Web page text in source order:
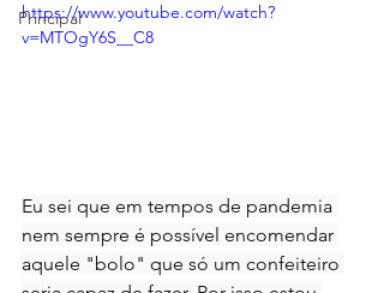
Principal
https://www.youtube.com/watch?
v=MTOgY6S__C8
Eu sei que em tempos de pandemia
nem sempre é possível encomendar
aquele "bolo" que só um confeiteiro